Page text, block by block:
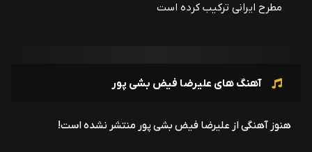
مطرح ایرانی ترکیب کرده است
آهنگ های علیرضا فیض بشی پور
هنوز آهنگی از علیرضا فیض بشی پور منتشر نشده است!